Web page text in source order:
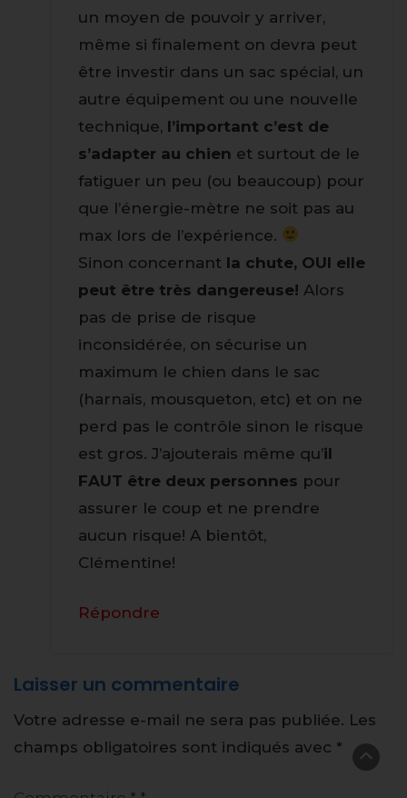
un moyen de pouvoir y arriver,
même si finalement on devra peut
être investir dans un sac spécial, un
autre équipement ou une nouvelle
technique, l’important c’est de
s’adapter au chien et surtout de le
fatiguer un peu (ou beaucoup) pour
que l’énergie-mètre ne soit pas au
max lors de l’expérience.
Sinon concernant la chute, OUI elle
peut être très dangereuse! Alors
pas de prise de risque
inconsidérée, on sécurise un
maximum le chien dans le sac
(harnais, mousqueton, etc) et on ne
perd pas le contrôle sinon le risque
est gros. J’ajouterais même qu’il
FAUT être deux personnes pour
assurer le coup et ne prendre
aucun risque! A bientôt,
Clémentine!
Répondre
Laisser un commentaire
Votre adresse e-mail ne sera pas publiée. Les
champs obligatoires sont indiqués avec *